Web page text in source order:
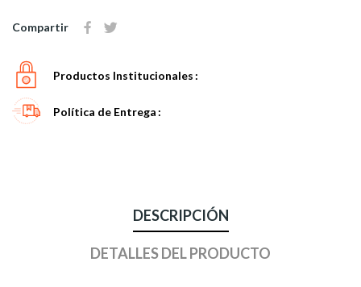
Compartir
Productos Institucionales
Política de Entrega
DESCRIPCIÓN
DETALLES DEL PRODUCTO